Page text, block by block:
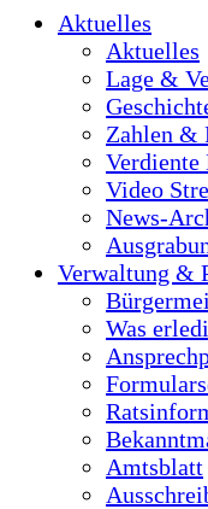
Aktuelles
Aktuelles
Lage &
Zahlen &
Verdiente
Video
News-
Verwaltung &
Was
Amtsblatt